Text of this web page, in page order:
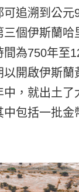
追溯到公元
個伊斯蘭哈
為750年至
以開啟伊斯蘭
，就出土了
包括一批金